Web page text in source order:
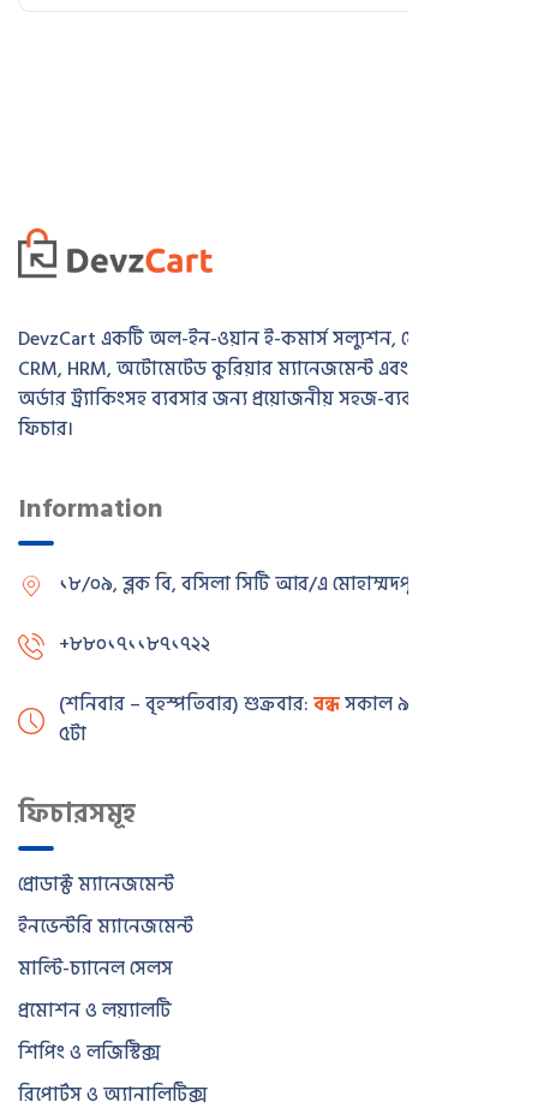
DevzCart একটি অল-ইন-ওয়ান ই-কমার্স সল্যুশন, যেখানে রয়েছে
CRM, HRM, অটোমেটেড কুরিয়ার ম্যানেজমেন্ট এবং রিয়েল-টাইম
অর্ডার ট্র্যাকিংসহ ব্যবসার জন্য প্রয়োজনীয় সহজ-ব্যবহারযোগ্য সব
ফিচার।
Information
১৮/০৯, ব্লক বি, বসিলা সিটি আর/এমোহাম্মদপুর, ঢাকা
+৮৮০১৭১১৮৭১৭২২
(শনিবার – বৃহস্পতিবার) শুক্রবার:বন্ধসকাল ৯টা – বিকাল
৫টা
ফিচারসমূহ
প্রোডাক্ট ম্যানেজমেন্ট
ইনভেন্টরি ম্যানেজমেন্ট
মাল্টি-চ্যানেল সেলস
প্রমোশন ও লয়্যালটি
শিপিং ও লজিস্টিক্স
রিপোর্টস ও অ্যানালিটিক্স